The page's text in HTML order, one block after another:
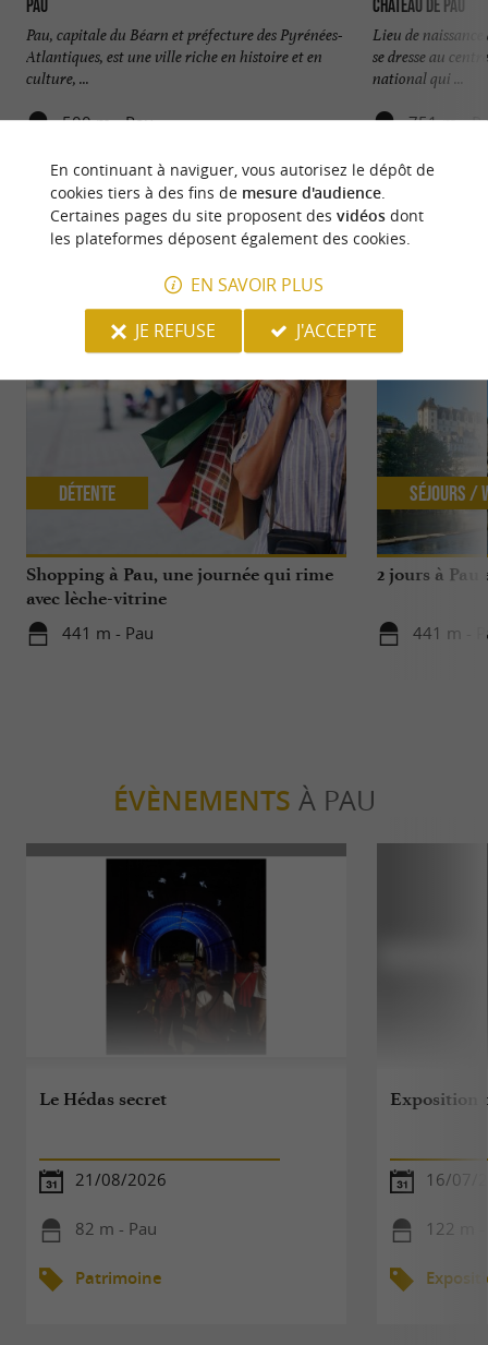
Pau
Pau, capitale du Béarn et préfecture des Pyrénées-
Atlantiques, est une ville riche en histoire et en
culture, ...
500 m - Pau
Château de Pau
Lieu de
se dresse au
national qui ...
751 m -
NOUS AVONS TESTÉPOUR VOUS
Shopping à Pau, une journée qui rime
avec lèche-vitrine
441 m - Pau
Détente
2 jours à
441 m -
Séjours /
ÉVÈNEMENTS À PAU
Le Hédas secret
21/08/2026
82 m - Pau
Patrimoine
Exposition
16/07/
122 m -
En continuant à naviguer, vous autorisez le dépôt de
cookies tiers à des fins de mesure d'audience.
Certaines pages du site proposent des vidéosdont
les plateformes déposent également des cookies.
EN SAVOIR PLUS
JE REFUSE
J'ACCEPTE